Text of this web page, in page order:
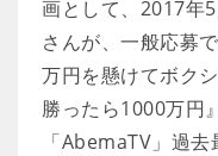
画として、2017年
さんが、一般応募
万円を懸けてボク
勝ったら1000万円
「AbemaTV」過